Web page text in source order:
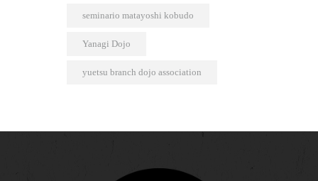
seminario matayoshi kobudo
Yanagi Dojo
yuetsu branch dojo association